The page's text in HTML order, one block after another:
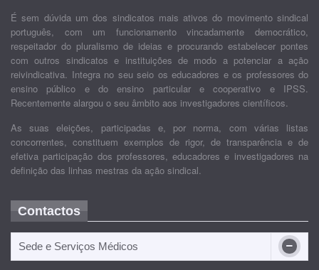
É sem dúvida um dos sindicatos mais ativos do movimento sindical
português, com um funcionamento vincadamente democrático,
respeitador do pluralismo de ideias e procurando estabelecer pontes
com outros sindicatos e instituições de modo a potenciar a ação
reivindicativa. Integra no seu seio os educadores e os professores do
ensino público e do ensino particular e cooperativo e IPSS.
Recentemente alargou o seu âmbito aos investigadores científicos.
As suas eleições, participadas e, por norma, com várias listas
concorrentes, constituem exemplos de rigor, de transparência e de
efetiva participação dos professores, educadores e investigadores na
definição das linhas mestras da ação sindical.
Contactos
Sede e Serviços Médicos